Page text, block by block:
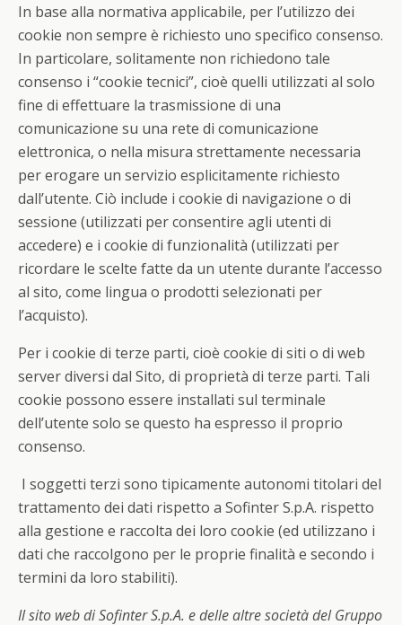
In base alla normativa applicabile, per l’utilizzo dei
cookie non sempre è richiesto uno specifico consenso.
In particolare, solitamente non richiedono tale
consenso i “cookie tecnici”, cioè quelli utilizzati al solo
fine di effettuare la trasmissione di una
comunicazione su una rete di comunicazione
elettronica, o nella misura strettamente necessaria
per erogare un servizio esplicitamente richiesto
dall’utente. Ciò include i cookie di navigazione o di
sessione (utilizzati per consentire agli utenti di
accedere) e i cookie di funzionalità (utilizzati per
ricordare le scelte fatte da un utente durante l’accesso
al sito, come lingua o prodotti selezionati per
l’acquisto).
Per i cookie di terze parti, cioè cookie di siti o di web
server diversi dal Sito, di proprietà di terze parti. Tali
cookie possono essere installati sul terminale
dell’utente solo se questo ha espresso il proprio
consenso.
I soggetti terzi sono tipicamente autonomi titolari del
trattamento dei dati rispetto a Sofinter S.p.A. rispetto
alla gestione e raccolta dei loro cookie (ed utilizzano i
dati che raccolgono per le proprie finalità e secondo i
termini da loro stabiliti).
Il sito web di Sofinter S.p.A. e delle altre società del Gruppo